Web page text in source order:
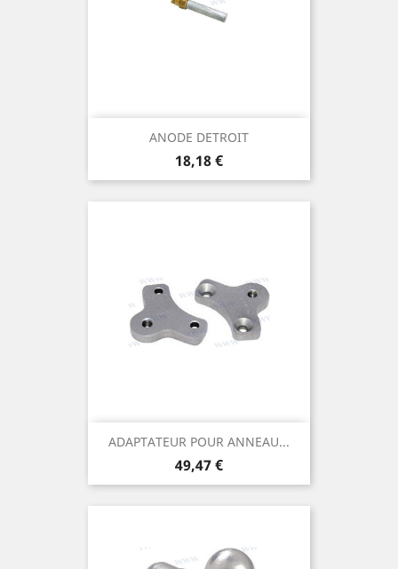
ANODE DETROIT
Prix
18,18 €
ADAPTATEUR POUR ANNEAU...
Prix
49,47 €